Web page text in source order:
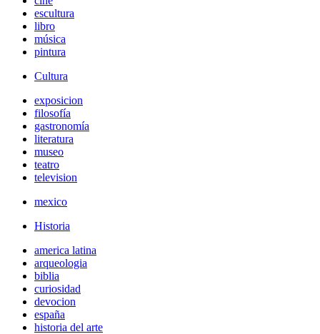
escultura
libro
música
pintura
Cultura
exposicion
filosofía
gastronomía
literatura
museo
teatro
television
mexico
Historia
america latina
arqueologia
biblia
curiosidad
devocion
españa
historia del arte